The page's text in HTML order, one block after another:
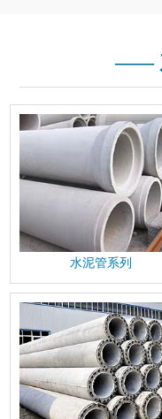
——
水泥管系列